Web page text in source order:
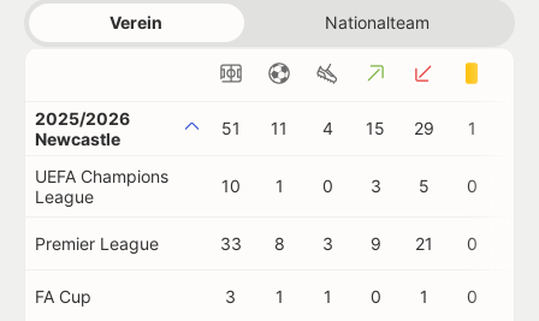
Verein Nationalteam
2025/2026
Newcastle
51 11 4 15 29 1
UEFA Champions
League
10 1 0 3 5 0
Premier League 33 8 3 9 21 0
FA Cup 3 1 1 0 1 0